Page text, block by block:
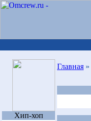
Хип-хоп
Главная »